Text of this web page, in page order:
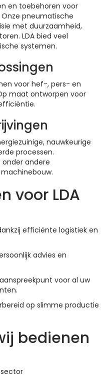
en toebehoren voor
pneumatische
met duurzaamheid,
LDA bied veel
systemen.
voor hef-, pers- en
maat ontworpen voor
nauwkeurige
processen.
andere
voor LDA
efficiënte logistiek en
advies en
voor al uw
op slimme productie
bedienen